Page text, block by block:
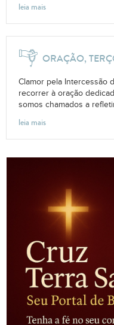
leia mais
ORAÇÃO,
Clamor pela Intercessão
recorrer à oração
somos chamados a
leia mais